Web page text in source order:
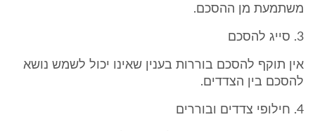
משתמעת מן ההסכם.
3. סייג להסכם
אין תוקף להסכם בוררות בענין שאינו יכול לשמש נושא
להסכם בין הצדדים.
4. חילופי צדדים ובוררים